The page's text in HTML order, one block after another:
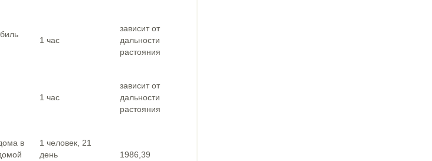
1 час
зависит от
дальности
растояния
1 час
зависит от
дальности
растояния
в
1 человек, 21
день
1986,39